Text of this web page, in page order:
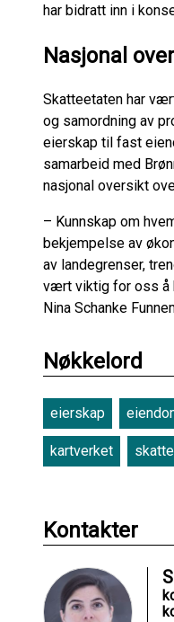
har bidratt inn i
Nasjonal
Skatteetaten har
og samordning av
eierskap til fast
samarbeid med
nasjonal oversikt
– Kunnskap om
bekjempelse av
av landegrenser,
vært viktig for oss å
Nina Schanke
Nøkkelord
eierskap
kartverket
Kontakter